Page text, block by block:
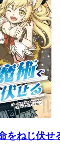
をねじ伏せ